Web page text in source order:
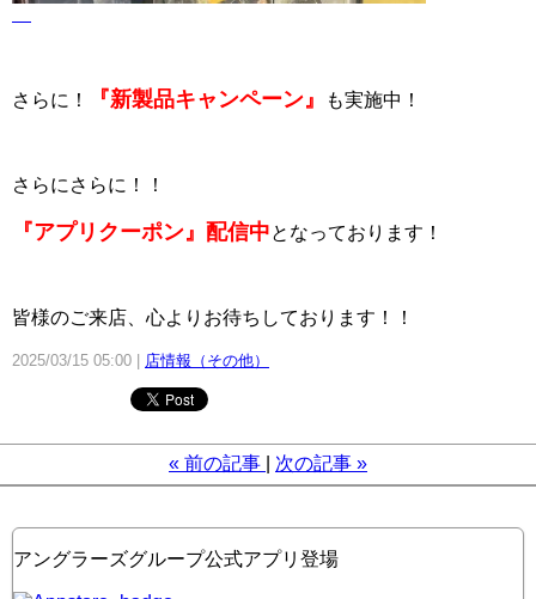
さらに！ 『新製品キャンペーン』 も実施中！
さらにさらに！！
『アプリクーポン』配信中となっております！
皆様のご来店、心よりお待ちしております！！
2025/03/15 05:00 店情報（その他）
« 前の記事 次の記事 »
アングラーズグループ公式アプリ登場